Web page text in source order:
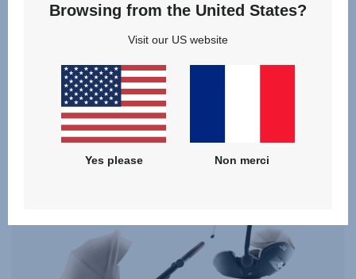
Browsing from the United States?
Visit our US website
Yes please Non merci